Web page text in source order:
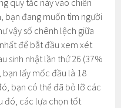
quy tắc này vào chiến
bạn đang muốn tìm người
vậy số chênh lệch giữa
để bắt đầu xem xét
sinh nhật lần thứ 26 (37%
bạn lấy mốc đầu là 18
bạn có thể đã bỏ lỡ các
đó, các lựa chọn tốt